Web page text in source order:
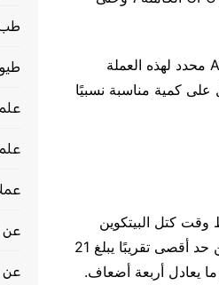
يمكن حاليًا تعدين لايتكوين باستخدام معالج وبطاقة رسومات ، على الرغم من وجود ASICs محدد لهذه العملة
كمية مناسبة نسبيًا
من متوسط وقت كتل البيتكوين
بمقدار أربع مرات ، أي 10 دقائق. لكن الخلافات لا تتوقف عند هذا الحد. بينما لدى البيتكوين حد أقصى تقريبًا يبلغ 21
عن
عن